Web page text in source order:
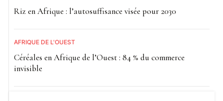
Riz en Afrique : l’autosuffisance visée pour 2030
AFRIQUE DE L'OUEST
Céréales en Afrique de l’Ouest : 84 % du commerce
invisible